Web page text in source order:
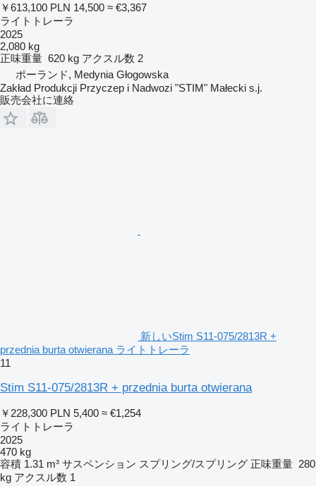
￥613,100 PLN 14,500 ≈ €3,367
ライトトレーラ
2025
2,080 kg
正味重量 620 kg アクスル数 2
ポーランド, Medynia Głogowska
Zakład Produkcji Przyczep i Nadwozi "STIM" Małecki s.j.
販売会社に連絡
新しいStim S11-075/2813R +
przednia burta otwierana ライトトレーラ
11
Stim S11-075/2813R + przednia burta otwierana
￥228,300 PLN 5,400 ≈ €1,254
ライトトレーラ
2025
470 kg
容積 1.31 m³ サスペンション スプリング/スプリング 正味重量 280
kg アクスル数 1